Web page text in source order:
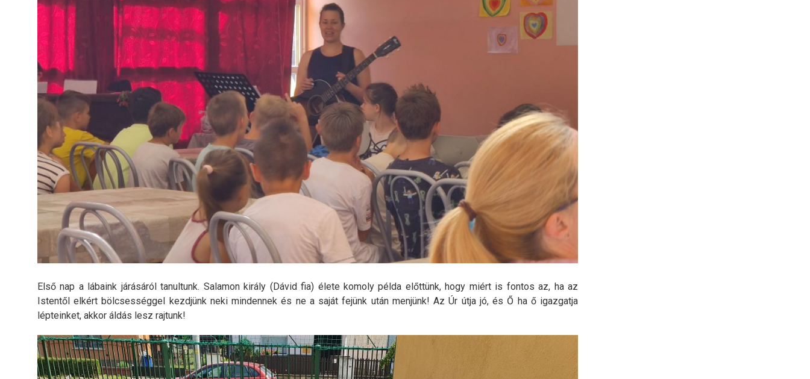
Első nap a lábaink járásáról tanultunk. Salamon király (Dávid fia) élete komoly példa előttünk, hogy miért is fontos az, ha az
Istentől elkért bölcsességgel kezdjünk neki mindennek és ne a saját fejünk után menjünk! Az Úr útja jó, és Ő ha ő igazgatja
lépteinket, akkor áldás lesz rajtunk!